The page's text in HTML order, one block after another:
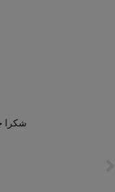
شكرا